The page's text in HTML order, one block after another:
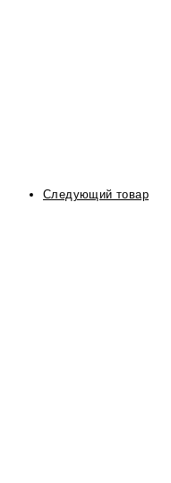
Следующий товар